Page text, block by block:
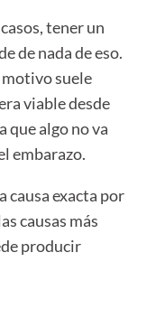
tener un
de nada de eso.
motivo suele
viable desde
que algo no va
embarazo.
causa exacta por
causas más
producir